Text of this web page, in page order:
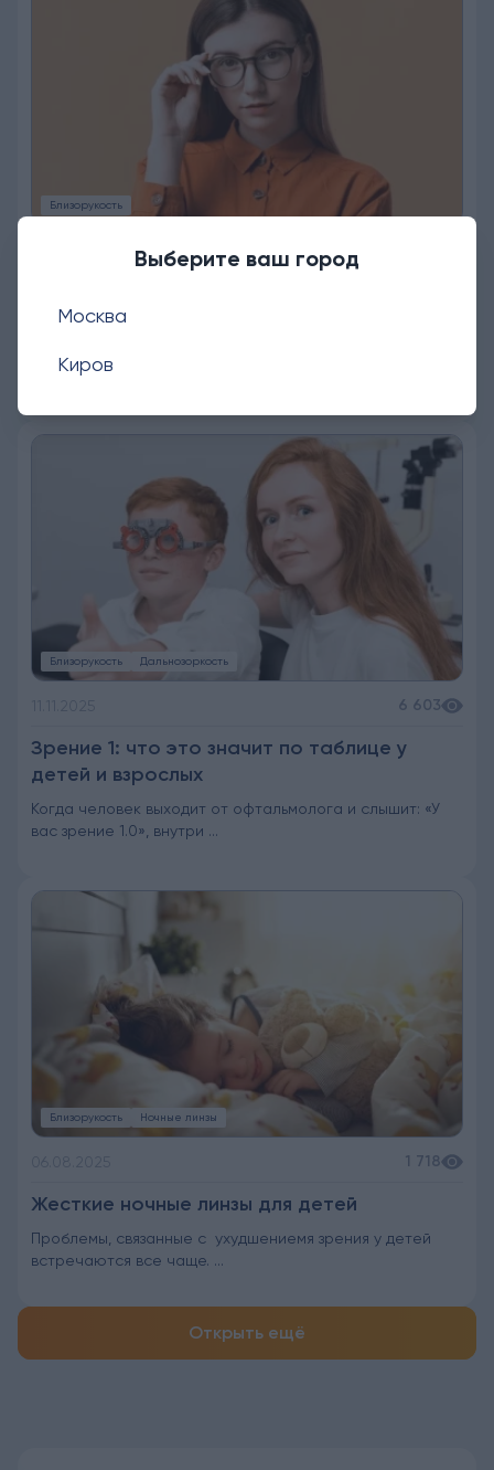
Близорукость
исправить
офтальмологу. Когда ...
Близорукость Дальнозоркость
6 603
Зрение 1: что это значит по таблице у
детей и взрослых
Когда человек выходит от офтальмолога и слышит: «У
вас зрение 1.0», внутри ...
Близорукость Ночные линзы
1 718
Жесткие ночные линзы для детей
Проблемы, связанные с ухудшениемя зрения у детей
встречаются все чаще. ...
Открыть ещё
Выберите ваш город
Москва
Киров